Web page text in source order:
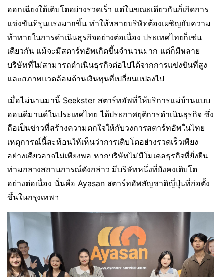
ออกเฉียงใต้เติบโตอย่างรวดเร็ว แต่ในขณะเดียวกันก็เกิดการ
แข่งขันที่รุนแรงมากขึ้น ทำให้หลายบริษัทต้องเผชิญกับความ
ท้าทายในการดำเนินธุรกิจอย่างต่อเนื่อง ประเทศไทยก็เช่น
เดียวกัน แม้จะมีสตาร์ทอัพเกิดขึ้นจำนวนมาก แต่ก็มีหลาย
บริษัทที่ไม่สามารถดำเนินธุรกิจต่อไปได้จากการแข่งขันที่สูง
และสภาพแวดล้อมด้านเงินทุนที่เปลี่ยนแปลงไป
เมื่อไม่นานมานี้ Seekster สตาร์ทอัพที่ให้บริการแม่บ้านแบบ
ออนดีมานด์ในประเทศไทย ได้ประกาศยุติการดำเนินธุรกิจ ซึ่ง
ถือเป็นข่าวที่สร้างความตกใจให้กับวงการสตาร์ทอัพในไทย
เหตุการณ์นี้สะท้อนให้เห็นว่าการเติบโตอย่างรวดเร็วเพียง
อย่างเดียวอาจไม่เพียงพอ หากบริษัทไม่มีโมเดลธุรกิจที่ยั่งยืน
ท่ามกลางสถานการณ์ดังกล่าว มีบริษัทหนึ่งที่ยังคงเติบโต
อย่างต่อเนื่อง นั่นคือ Ayasan สตาร์ทอัพสัญชาติญี่ปุ่นที่ก่อตั้ง
ขึ้นในกรุงเทพฯ